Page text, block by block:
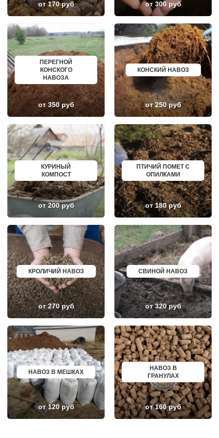
ЛУКИНО
ЛУНЕВО
ЛЫТКАРИНО
ЛЬВОВСКИЙ
ЛЮБЕРЦЫ
ЛЮБУЧАНЫ
МАЛАХОВКА
МАЛИНО
МАМЫРИ
МАРФИНО
МЕНДЕЛЕЕВО
МЕШКОВО
МЕЩЕРИНО
МИХНЕВО
МИШЕРОНСКИЙ
МОЖАЙСК
МОЛОДЕЖНЫЙ
МОЛОКОВО
МОНИНО
МОСКОВСКИЙ
МУХАНОВО
МЫТИЩИ
НАРО-ФОМИНСК
НАХАБИНО
НЕКРАСОВКА
НЕКРАСОВСКИЙ
НЕМЧИНОВКА
НИЖНЕЕ ВАЛУЕВО
НОВИНКИ
НОВОБРАТЦЕВСКИЙ
НОВОИВАНОВСКОЕ
НОВОПЕТРОВСКОЕ
НОВОПОДРЕЗКОВО
НОВОСИНЬКОВО
НОГИНСК
ОБОЛЕНСК
ОБУХОВО
ОДИНЦОВО
ОЖЕРЕЛЬЕ
ОКТЯБРЬСКИЙ
ОПАЛИХА
ОРЕХОВО-ЗУЕВО
ОСТРОВЦЫ
ПАВЛОВСКАЯ СЛОБОДА
ПАВЛОВСКИЙ ПОСАД
ПЕНИНО
ПЕРВОМАЙСКОЕ
ПЕРЕСВЕТ
ПЕСКИ
ПИРОГОВСКИЙ
ПОВАРОВО
ПОДОЛЬСК
ПОЛУШКИНО
КУРГАНИНСК
ЩЕКИНО
СИМ
МАЛОЯРОСЛАВЕЦ
МАРИИНСК
МИНУСИНСК
ВЕРХНЯЯ ПЫШМА
РОССОШЬ
УСТЬ ЛАБИНСК
КОМСОМОЛЬСК
РЖЕВ
АЛЕКСЕЕВКА
ВЯЗЬМА
ИШИМ
ПОКРОВ
ЗЕЛЕНОДОЛЬСК
ЛИВНЫ
БОБРОВ
ЛИСКИ
КУЗНЕЦК
БАЛАШОВ
ВЫШНИЙ ВОЛОЧЕК
БЕЛОЯРСКИЙ
ГУСЬ ХРУСТАЛЬНЫЙ
ИЗБЕРБАШ
НАЗРАНЬ
АБИНСК
ПЕРЕВОЗ
ИСКИТИМ
СЫСЕРТЬ
КЫЗЫЛ
МИХАЙЛОВКА
АКСАЙ
ПЕРЕСЛАВЛЬ ЗАЛЕССКИЙ
ЖУКОВ
КУРЧАТОВ
УГЛИЧ
ШЕБЕКИНО
БЕЛОВО
СОКОЛ
ОЗЕРСК
ОКТЯБРЬСК
КИМРЫ
КОТЛАС
УСТЬ ИЛИМСК
ШАДРИНСК
ДАНКОВ
МИЧУРИНСК
ВЯЗНИКИ
ГОРОДЕЦ
САСОВО
СУХОЙ ЛОГ
ГУРЬЕВСК
от 170 руб от 300 руб
ПЕРЕГНОЙ
КОНСКОГО
НАВОЗА
от 350 руб
КОНСКИЙ НАВОЗ
от 250 руб
КУРИНЫЙ
КОМПОСТ
от 200 руб
ПТИЧИЙ ПОМЕТ С
ОПИЛКАМИ
от 180 руб
КРОЛИЧИЙ НАВОЗ
от 270 руб
СВИНОЙ НАВОЗ
от 320 руб
НАВОЗ В МЕШКАХ
от 120 руб
НАВОЗ В
ГРАНУЛАХ
от 160 руб